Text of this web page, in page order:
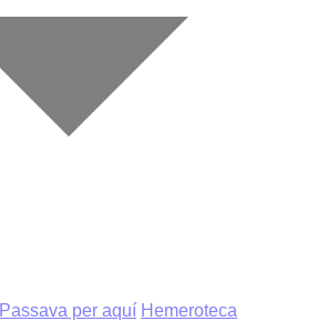
Passava per aquí Hemeroteca